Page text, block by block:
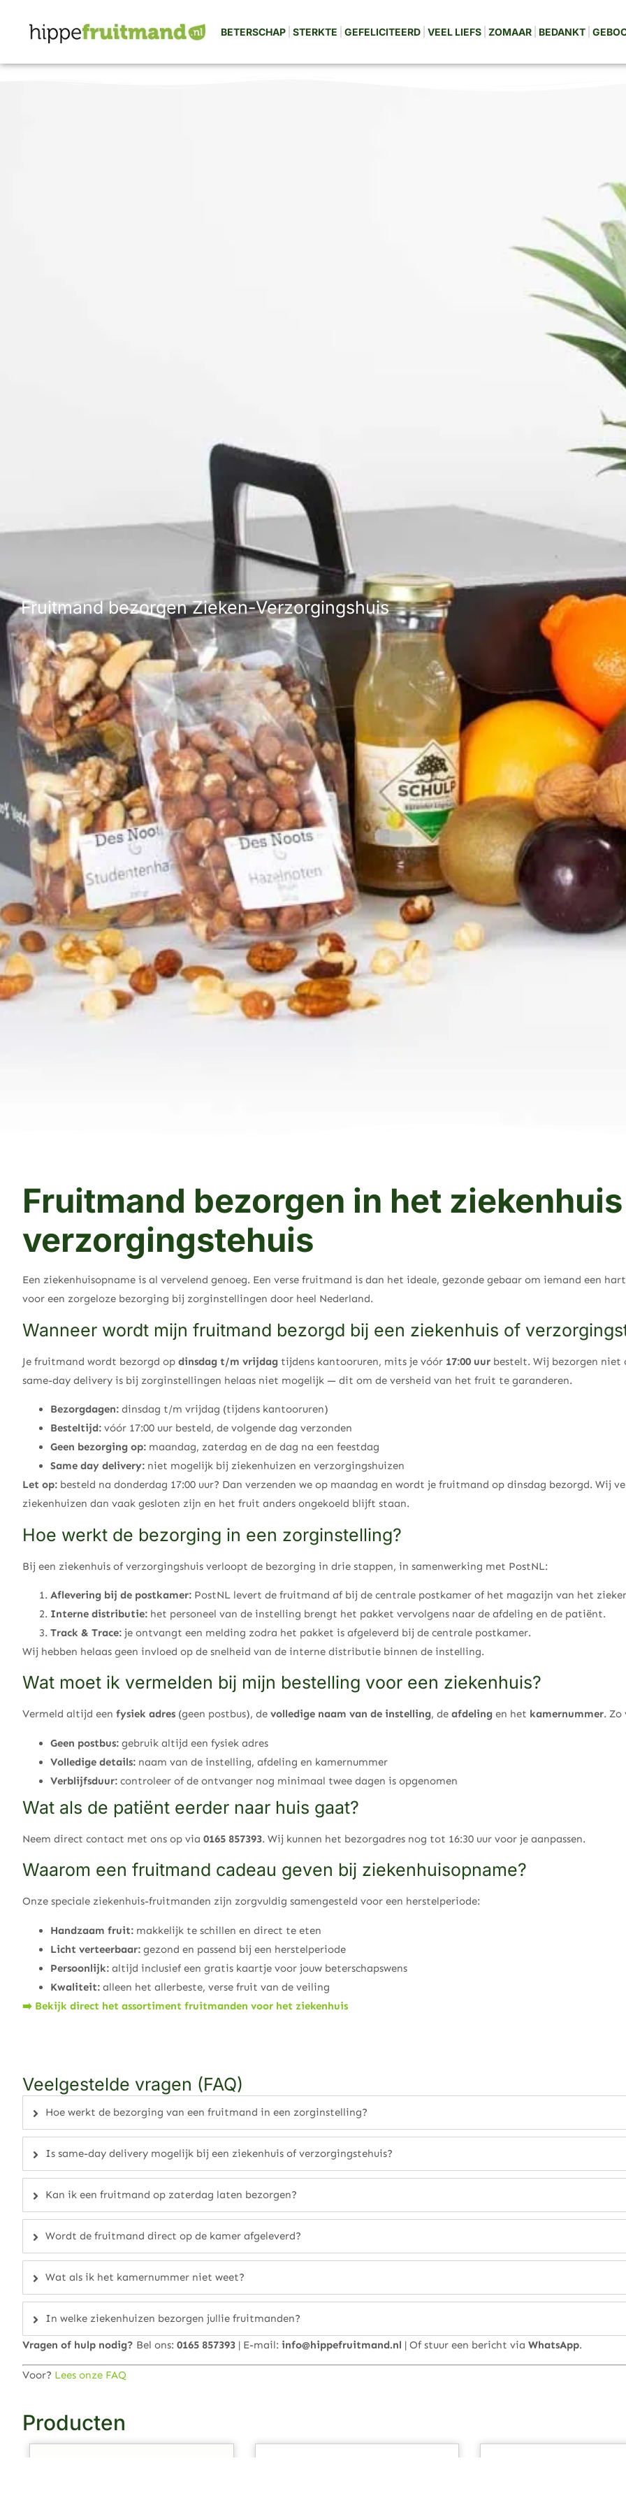
BETERSCHAP STERKTE GEFELICITEERD VEEL LIEFS ZOMAAR BEDANKT
Fruitmand bezorgen Zieken-Verzorgingshuis
Fruitmand bezorgen in het
verzorgingstehuis
Een ziekenhuisopname is al vervelend genoeg. Een verse fruitmand is dan het ideale, gezonde gebaar om iemand een
voor een zorgeloze bezorging bij zorginstellingen door heel Nederland.
Wanneer wordt mijn fruitmand bezorgd bij een ziekenhuis of
Je fruitmand wordt bezorgd op dinsdag t/m vrijdag tijdens kantooruren, mits je vóór 17:00 uur bestelt. Wij bezorgen niet
same-day delivery is bij zorginstellingen helaas niet mogelijk — dit om de versheid van het fruit te garanderen.
Bezorgdagen: dinsdag t/m vrijdag (tijdens kantooruren)
Besteltijd: vóór 17:00 uur besteld, de volgende dag verzonden
Geen bezorging op: maandag, zaterdag en de dag na een feestdag
Same day delivery: niet mogelijk bij ziekenhuizen en verzorgingshuizen
Let op: besteld na donderdag 17:00 uur? Dan verzenden we op maandag en wordt je fruitmand op dinsdag bezorgd. Wij
ziekenhuizen dan vaak gesloten zijn en het fruit anders ongekoeld blijft staan.
Hoe werkt de bezorging in een zorginstelling?
Bij een ziekenhuis of verzorgingshuis verloopt de bezorging in drie stappen, in samenwerking met PostNL:
Aflevering bij de postkamer: PostNL levert de fruitmand af bij de centrale postkamer of het magazijn van het
Interne distributie: het personeel van de instelling brengt het pakket vervolgens naar de afdeling en de patiënt.
Track & Trace: je ontvangt een melding zodra het pakket is afgeleverd bij de centrale postkamer.
Wij hebben helaas geen invloed op de snelheid van de interne distributie binnen de instelling.
Wat moet ik vermelden bij mijn bestelling voor een ziekenhuis?
Vermeld altijd een fysiek adres (geen postbus), de volledige naam van de instelling, de afdeling en het kamernummer.
Geen postbus: gebruik altijd een fysiek adres
Volledige details: naam van de instelling, afdeling en kamernummer
Verblijfsduur: controleer of de ontvanger nog minimaal twee dagen is opgenomen
Wat als de patiënt eerder naar huis gaat?
Neem direct contact met ons op via 0165 857393. Wij kunnen het bezorgadres nog tot 16:30 uur voor je aanpassen.
Waarom een fruitmand cadeau geven bij ziekenhuisopname?
Onze speciale ziekenhuis-fruitmanden zijn zorgvuldig samengesteld voor een herstelperiode:
Handzaam fruit: makkelijk te schillen en direct te eten
Licht verteerbaar: gezond en passend bij een herstelperiode
Persoonlijk: altijd inclusief een gratis kaartje voor jouw beterschapswens
Kwaliteit: alleen het allerbeste, verse fruit van de veiling
➡️ Bekijk direct het assortiment fruitmanden voor het ziekenhuis
Veelgestelde vragen (FAQ)
Hoe werkt de bezorging van een fruitmand in een zorginstelling?
Is same-day delivery mogelijk bij een ziekenhuis of verzorgingstehuis?
Kan ik een fruitmand op zaterdag laten bezorgen?
Wordt de fruitmand direct op de kamer afgeleverd?
Wat als ik het kamernummer niet weet?
In welke ziekenhuizen bezorgen jullie fruitmanden?
Vragen of hulp nodig? Bel ons: 0165 857393 | E-mail: info@hippefruitmand.nl | Of stuur een bericht via WhatsApp.
Voor? Lees onze FAQ
Producten